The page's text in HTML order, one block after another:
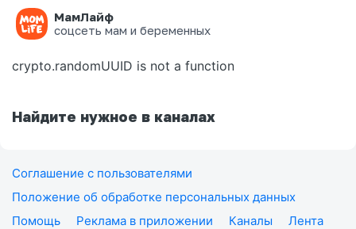
МамЛайф
соцсеть мам и беременных
Ошибка на странице
crypto.randomUUID is not a function
Найдите нужное в каналах
Соглашение с пользователями
Положение об обработке персональных данных
Помощь
Реклама в приложении Каналы
Лента